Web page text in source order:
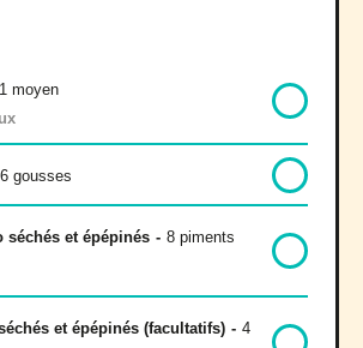
1 moyen
6 gousses
séchés et épépinés - 8 piments
et épépinés (facultatifs) - 4